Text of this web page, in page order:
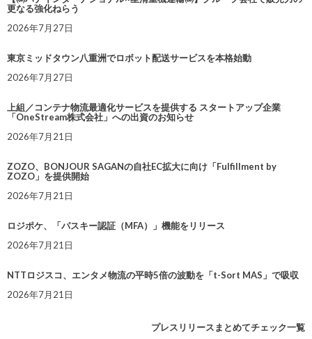
更なる強化ねらう
2026年7月27日
東京ミッドタウン八重洲でロボット配送サービスを本格始動
2026年7月27日
上組／コンテナ物流最適化サービスを提供する スタートアップ企業
「OneStream株式会社」への出資のお知らせ
2026年7月21日
ZOZO、BONJOUR SAGANの自社EC拡大に向け「Fulfillment by
ZOZO」を提供開始
2026年7月21日
ロジポケ、「パスキー認証（MFA）」機能をリリース
2026年7月21日
NTTロジスコ、エンタメ物流の平時5倍の波動を「t-Sort MAS」で吸収
2026年7月21日
プレスリリースまとめてチェック一覧